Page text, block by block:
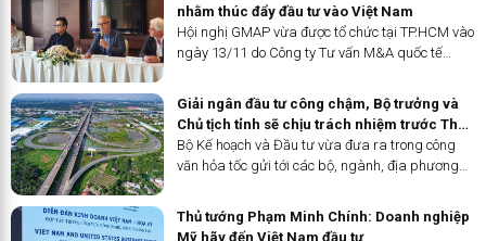
nhằm thúc đẩy đầu tư vào Việt Nam
Hội nghị GMAP vừa được tổ chức tại TP.HCM vào
ngày 13/11 do Công ty Tư vấn M&A quốc tế
kiện cho các chuyên gia M&A GMAP tìm hiểu và
xác định chiến lược đầu...
Giải ngân đầu tư công chậm, Bộ trưởng và
Chủ tịch tỉnh sẽ chịu trách nhiệm trước Thủ
tướng
Bộ Kế hoạch và Đầu tư vừa đưa ra trong công
văn hỏa tốc gửi tới các bộ, ngành, địa phương
công năm 2023.
Thủ tướng Phạm Minh Chính: Doanh nghiệp
Mỹ hãy đến Việt Nam đầu tư